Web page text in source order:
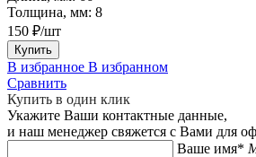
Толщина, мм: 8
150 ₽/шт
Купить
В избранное В избранном
Сравнить
Купить в один клик
Укажите Ваши контактные данные,
и наш менеджер свяжется с Вами для
Ваше имя*